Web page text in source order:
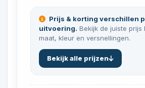
Prijs & korting verschillen
uitvoering. Bekijk de juiste prijs
maat, kleur en versnellingen.
Bekijk alle prijzen